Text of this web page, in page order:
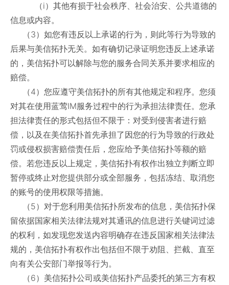
（i）其他有损于社会秩序、社会治安、公共道德的
信息或内容。
（3）如您有违反以上承诺的行为，则此等行为导致的
后果与美信拓扑无关。如有确切记录证明您违反上述承诺
的，美信拓扑可以解除与您的服务合同关系并要求相应的
赔偿。
（4）您应遵守美信拓扑的所有其他规定和程序。您须
对其在使用蓝莺IM服务过程中的行为承担法律责任。您承
担法律责任的形式包括但不限于：对受到侵害者进行赔
偿，以及在美信拓扑首先承担了因您的行为导致的行政处
罚或侵权损害赔偿责任后，您应给予美信拓扑等额的赔
偿。若您违反以上规定，美信拓扑有权作出独立判断立即
暂停或终止对您提供部分或全部服务，包括冻结、取消您
的账号的使用权限等措施。
（5）对于您利用美信拓扑所发布的信息，美信拓扑保
留依据国家相关法律法规对其通讯的信息进行关键词过滤
的权利，如发现您发送内容明确存在违反国家相关法律法
规的，美信拓扑有权作出包括但不限于劝阻、拦截、直至
向有关公安部门举报等行为。
（6）美信拓扑公司或美信拓扑产品委托的第三方有权